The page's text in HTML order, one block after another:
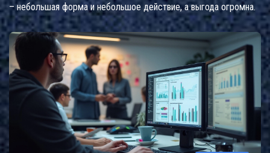
– небольшая форма и небольшое действие, а выгода огромна.